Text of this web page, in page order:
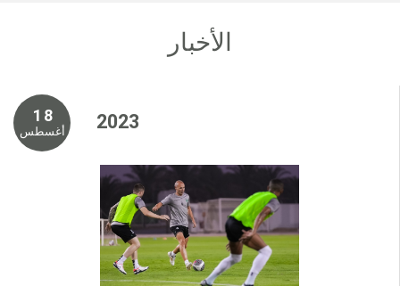
الأخبار
1 8
أغسطس 2 0 2 3